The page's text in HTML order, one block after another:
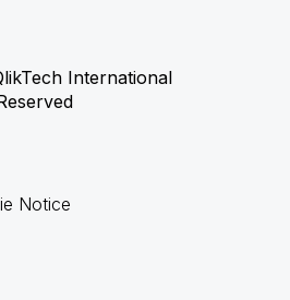
International
Notice